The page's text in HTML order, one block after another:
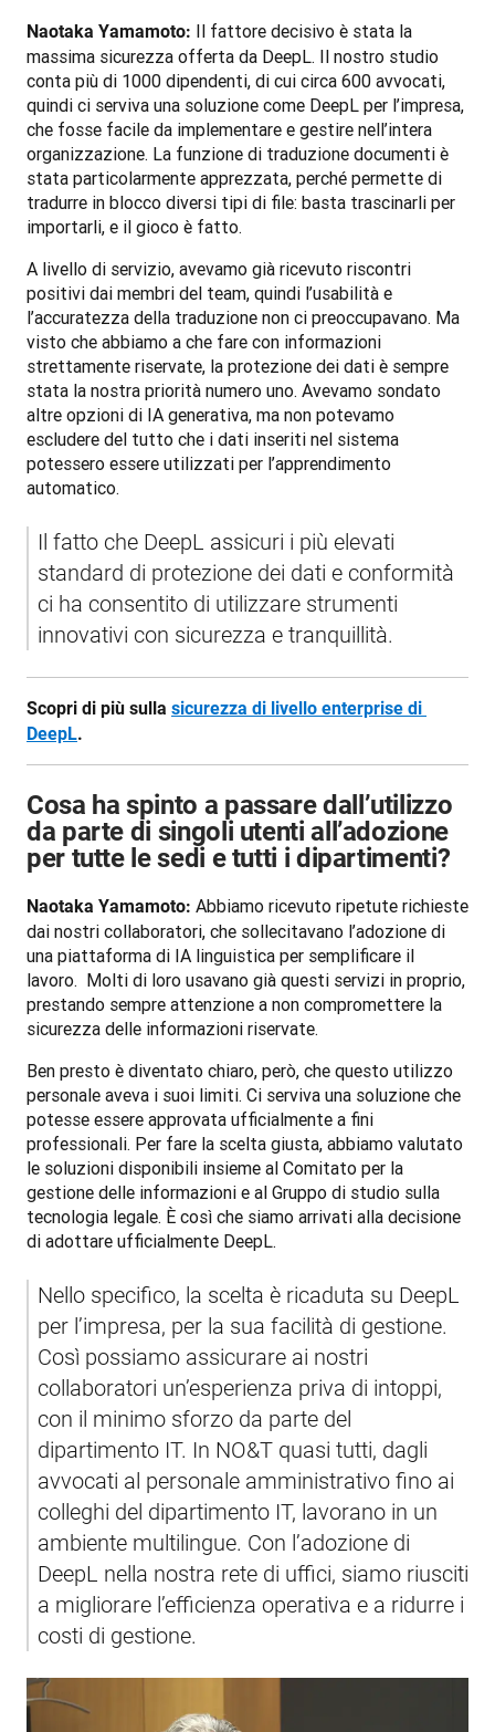
Naotaka Yamamoto: Il fattore decisivo è stata la
massima sicurezza offerta da DeepL. Il nostro studio
conta più di 1000 dipendenti, di cui circa 600 avvocati,
quindi ci serviva una soluzione come DeepL per l’impresa,
che fosse facile da implementare e gestire nell’intera
organizzazione. La funzione di traduzione documenti è
stata particolarmente apprezzata, perché permette di
tradurre in blocco diversi tipi di file: basta trascinarli per
importarli, e il gioco è fatto.
A livello di servizio, avevamo già ricevuto riscontri
positivi dai membri del team, quindi l’usabilità e
l’accuratezza della traduzione non ci preoccupavano. Ma
visto che abbiamo a che fare con informazioni
strettamente riservate, la protezione dei dati è sempre
stata la nostra priorità numero uno. Avevamo sondato
altre opzioni di IA generativa, ma non potevamo
escludere del tutto che i dati inseriti nel sistema
potessero essere utilizzati per l’apprendimento
automatico.
Il fatto che DeepL assicuri i più elevati
standard di protezione dei dati e conformità
ci ha consentito di utilizzare strumenti
innovativi con sicurezza e tranquillità.
Scopri di più sulla sicurezza di livello enterprise di
DeepL.
Cosa ha spinto a passare dall’utilizzo
da parte di singoli utenti all’adozione
per tutte le sedi e tutti i dipartimenti?
Naotaka Yamamoto: Abbiamo ricevuto ripetute richieste
dai nostri collaboratori, che sollecitavano l’adozione di
una piattaforma di IA linguistica per semplificare il
lavoro.  Molti di loro usavano già questi servizi in proprio,
prestando sempre attenzione a non compromettere la
sicurezza delle informazioni riservate.
Ben presto è diventato chiaro, però, che questo utilizzo
personale aveva i suoi limiti. Ci serviva una soluzione che
potesse essere approvata ufficialmente a fini
professionali. Per fare la scelta giusta, abbiamo valutato
le soluzioni disponibili insieme al Comitato per la
gestione delle informazioni e al Gruppo di studio sulla
tecnologia legale. È così che siamo arrivati alla decisione
di adottare ufficialmente DeepL.
Nello specifico, la scelta è ricaduta su DeepL
per l’impresa, per la sua facilità di gestione.
Così possiamo assicurare ai nostri
collaboratori un’esperienza priva di intoppi,
con il minimo sforzo da parte del
dipartimento IT. In NO&T quasi tutti, dagli
avvocati al personale amministrativo fino ai
colleghi del dipartimento IT, lavorano in un
ambiente multilingue. Con l’adozione di
DeepL nella nostra rete di uffici, siamo riusciti
a migliorare l’efficienza operativa e a ridurre i
costi di gestione.